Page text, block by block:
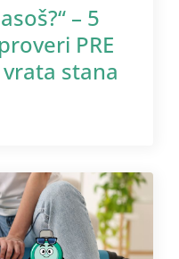
– 5
PRE
stana